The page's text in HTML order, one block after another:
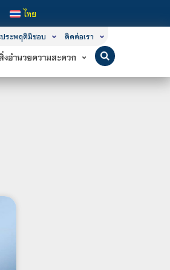
กำกับของรัฐ เปิดหลักสูตรการเรียนการสอน 3 ร
ไทย
ประพฤติมิชอบ ติดต่อเรา
งอำนวยความสะดวก